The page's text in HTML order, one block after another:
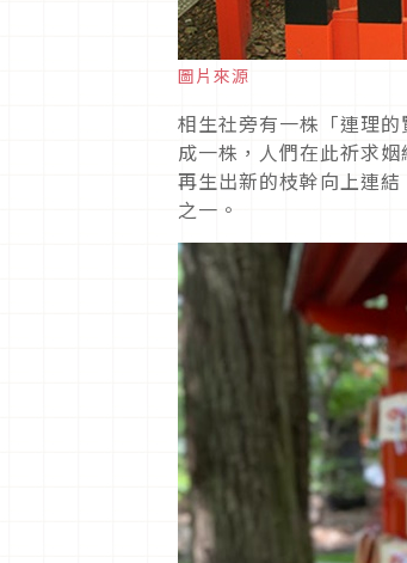
圖片來源
相生社旁有一株「連理
成一株，人們在此祈求
再生出新的枝幹向上連
之一。